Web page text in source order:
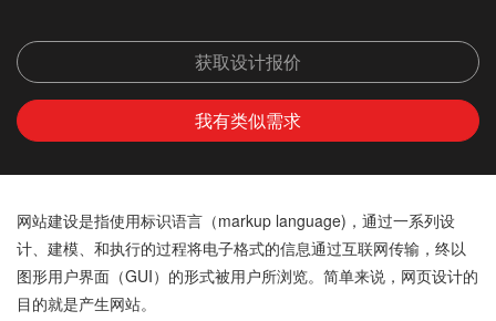
获取设计报价
我有类似需求
网站建设是指使用标识语言（markup language)，通过一系列设
计、建模、和执行的过程将电子格式的信息通过互联网传输，终以
图形用户界面（GUI）的形式被用户所浏览。简单来说，网页设计的
目的就是产生网站。